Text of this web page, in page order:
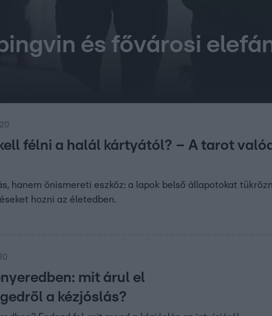
és fővárosi
félni a halál kártyától? – A tarot
hanem önismereti eszköz: a lapok belső állapotokat
hozni az életedben.
mit árul el
a kézjóslás?